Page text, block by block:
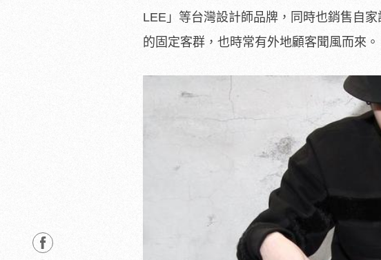
LEE」等台灣設計師品牌，同時也銷售自
的固定客群，也時常有外地顧客聞風而來。